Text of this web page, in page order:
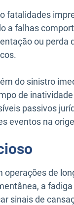
fatalidades
a falhas
ou perda
do sinistro
de
passivos
eventos na
de
a
sinais de